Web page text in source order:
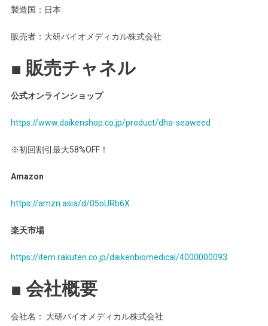
製造国：日本
販売者：大研バイオメディカル株式会社
■ 販売チャネル
公式オンラインショップ
https://www.daikenshop.co.jp/product/dha-seaweed
※初回割引最大58%OFF！
Amazon
https://amzn.asia/d/05oURb6X
楽天市場
https://item.rakuten.co.jp/daikenbiomedical/4000000093
■ 会社概要
会社名： 大研バイオメディカル株式会社